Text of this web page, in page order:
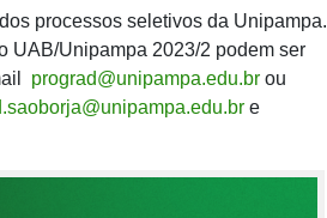
processos seletivos da Unipampa.
UAB/Unipampa 2023/2 podem ser
prograd@unipampa.edu.br ou
e